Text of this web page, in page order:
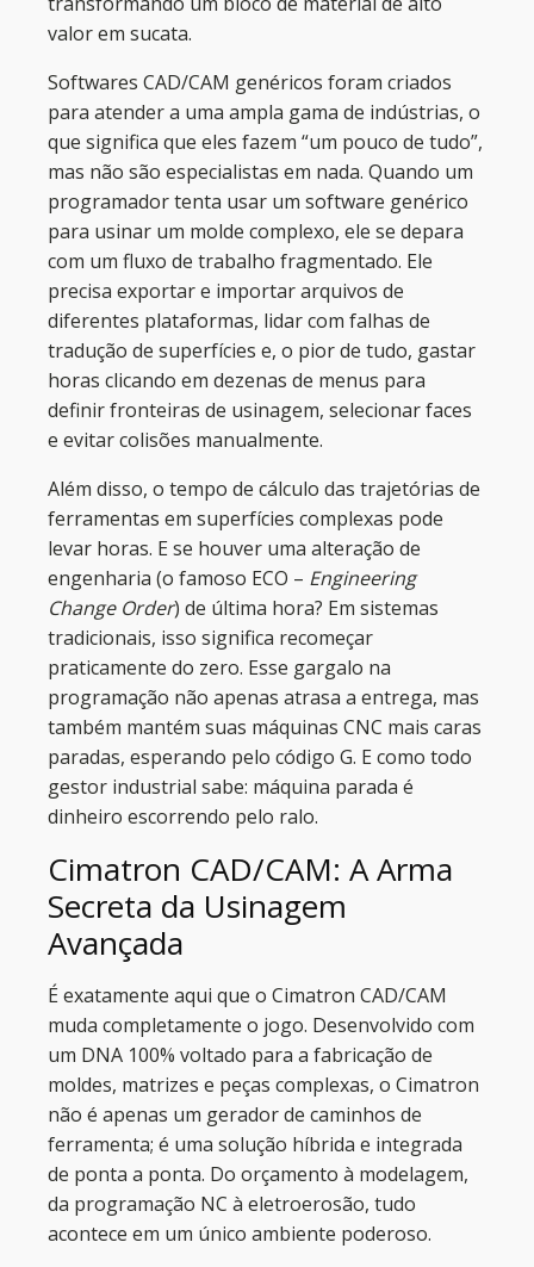
valor em sucata.
Softwares CAD/CAM genéricos foram criados
para atender a uma ampla gama de indústrias, o
que significa que eles fazem “um pouco de tudo”,
mas não são especialistas em nada. Quando um
programador tenta usar um software genérico
para usinar um molde complexo, ele se depara
com um fluxo de trabalho fragmentado. Ele
precisa exportar e importar arquivos de
diferentes plataformas, lidar com falhas de
tradução de superfícies e, o pior de tudo, gastar
horas clicando em dezenas de menus para
definir fronteiras de usinagem, selecionar faces
e evitar colisões manualmente.
Além disso, o tempo de cálculo das trajetórias de
ferramentas em superfícies complexas pode
levar horas. E se houver uma alteração de
engenharia (o famoso ECO – Engineering
Change Order) de última hora? Em sistemas
tradicionais, isso significa recomeçar
praticamente do zero. Esse gargalo na
programação não apenas atrasa a entrega, mas
também mantém suas máquinas CNC mais caras
paradas, esperando pelo código G. E como todo
gestor industrial sabe: máquina parada é
dinheiro escorrendo pelo ralo.
Cimatron CAD/CAM: A Arma
Secreta da Usinagem
Avançada
É exatamente aqui que o Cimatron CAD/CAM
muda completamente o jogo. Desenvolvido com
um DNA 100% voltado para a fabricação de
moldes, matrizes e peças complexas, o Cimatron
não é apenas um gerador de caminhos de
ferramenta; é uma solução híbrida e integrada
de ponta a ponta. Do orçamento à modelagem,
da programação NC à eletroerosão, tudo
acontece em um único ambiente poderoso.